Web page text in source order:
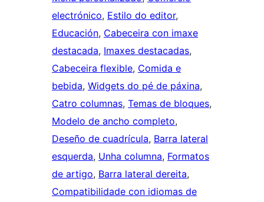
electrónico, Estilo do editor
Educación, Cabeceira con imaxe
destacada, Imaxes destacadas
Cabeceira flexible, Comida e
bebida, Widgets do pé de páxina
Catro columnas, Temas de bloques
Modelo de ancho completo
Deseño de cuadrícula, Barra lateral
esquerda, Unha columna, Formatos
de artigo, Barra lateral dereita
Compatibilidade con idiomas de